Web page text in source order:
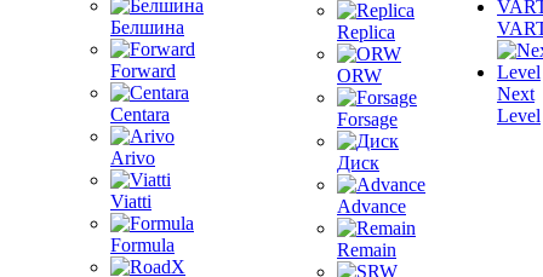
Белшина
Forward
Centara
Arivo
Viatti
Formula
Replica
ORW
Forsage
Диск
Advance
Remain
Next
Level